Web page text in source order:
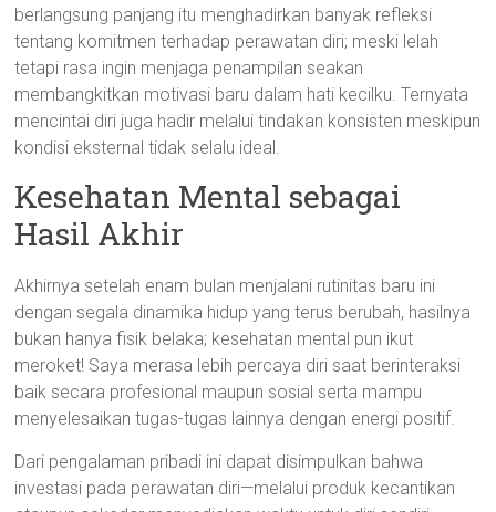
berlangsung panjang itu menghadirkan banyak refleksi
tentang komitmen terhadap perawatan diri; meski lelah
tetapi rasa ingin menjaga penampilan seakan
membangkitkan motivasi baru dalam hati kecilku. Ternyata
mencintai diri juga hadir melalui tindakan konsisten meskipun
kondisi eksternal tidak selalu ideal.
Kesehatan Mental sebagai
Hasil Akhir
Akhirnya setelah enam bulan menjalani rutinitas baru ini
dengan segala dinamika hidup yang terus berubah, hasilnya
bukan hanya fisik belaka; kesehatan mental pun ikut
meroket! Saya merasa lebih percaya diri saat berinteraksi
baik secara profesional maupun sosial serta mampu
menyelesaikan tugas-tugas lainnya dengan energi positif.
Dari pengalaman pribadi ini dapat disimpulkan bahwa
investasi pada perawatan diri—melalui produk kecantikan